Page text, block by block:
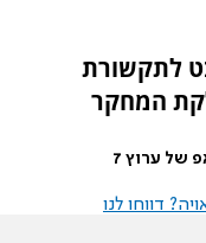
לתקשורת
המחקר
של ערוץ 7
דווחו לנו